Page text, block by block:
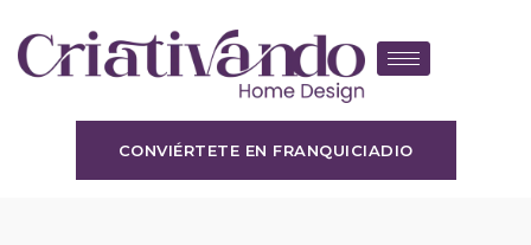
CONVIÉRTETE EN FRANQUICIADIO